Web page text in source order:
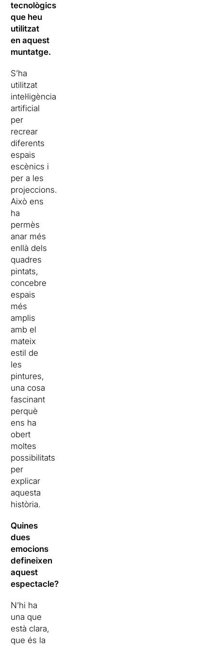
tecnològics
que heu
utilitzat
en aquest
muntatge.
S’ha
utilitzat
intel·ligència
artificial
per
recrear
diferents
espais
escènics i
per a les
projeccions.
Això ens
ha
permès
anar més
enllà dels
quadres
pintats,
concebre
espais
més
amplis
amb el
mateix
estil de
les
pintures,
una cosa
fascinant
perquè
ens ha
obert
moltes
possibilitats
per
explicar
aquesta
història.
Quines
dues
emocions
defineixen
aquest
espectacle?
N’hi ha
una que
està clara,
que és la